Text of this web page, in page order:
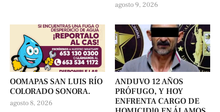
agosto 9, 2026
OOMAPAS SAN LUIS RÍO
COLORADO SONORA.
agosto 8, 2026
ANDUVO 12 AÑOS
PRÓFUGO, Y HOY
ENFRENTA CARGO DE